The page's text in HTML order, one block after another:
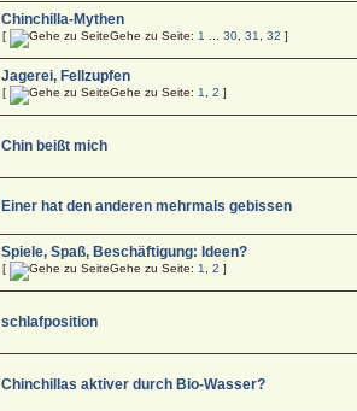
Chinchilla-Mythen
[ Gehe zu Seite: 1 ...30 ,31 ,32 ]
Jagerei, Fellzupfen
[ Gehe zu Seite: 1 ,2 ]
Chin beißt mich
Einer hat den anderen mehrmals gebissen
Spiele, Spaß, Beschäftigung: Ideen?
[ Gehe zu Seite: 1 ,2 ]
schlafposition
Chinchillas aktiver durch Bio-Wasser?